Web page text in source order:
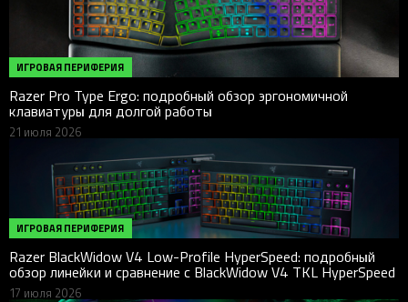
ИГРОВАЯ ПЕРИФЕРИЯ
Razer Pro Type Ergo: подробный обзор эргономичной
клавиатуры для долгой работы
21 июля 2026
ИГРОВАЯ ПЕРИФЕРИЯ
Razer BlackWidow V4 Low-Profile HyperSpeed: подробный
обзор линейки и сравнение с BlackWidow V4 TKL HyperSpeed
17 июля 2026